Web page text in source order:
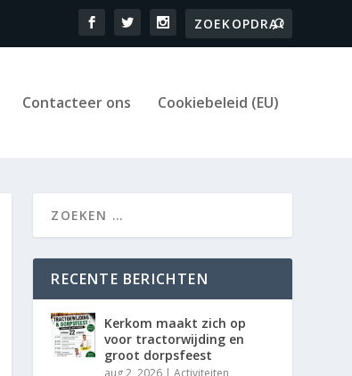
Contacteer ons Cookiebeleid (EU)
RECENTE BERICHTEN
Kerkom maakt zich op
voor tractorwijding en
groot dorpsfeest
aug 2, 2026 |Activiteiten